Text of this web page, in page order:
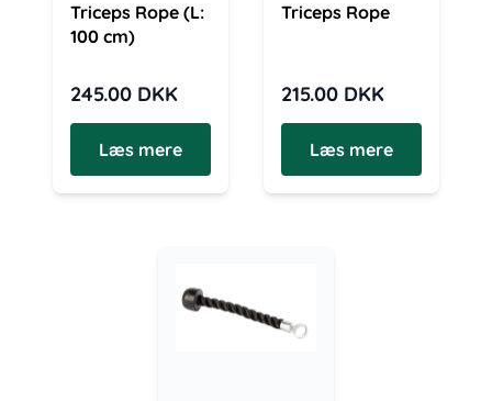
Triceps Rope (L:
100 cm)
245.00 DKK
Læs mere
Triceps Rope
215.00 DKK
Læs mere